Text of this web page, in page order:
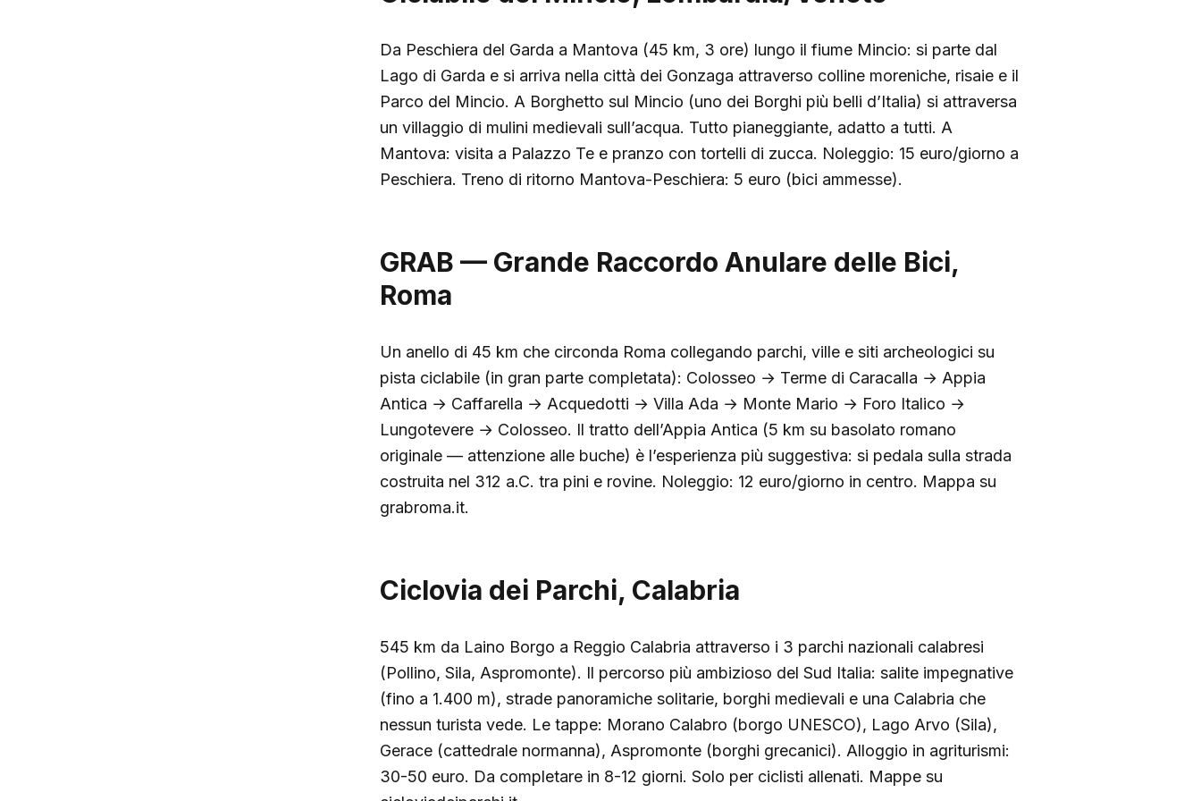
Da Peschiera del Garda a Mantova (45 km, 3 ore) lungo il fiume Mincio: si parte dal
Lago di Garda e si arriva nella città dei Gonzaga attraverso colline moreniche, risaie e il
Parco del Mincio. A Borghetto sul Mincio (uno dei Borghi più belli d’Italia) si attraversa
un villaggio di mulini medievali sull’acqua. Tutto pianeggiante, adatto a tutti. A
Mantova: visita a Palazzo Te e pranzo con tortelli di zucca. Noleggio: 15 euro/giorno a
Peschiera. Treno di ritorno Mantova-Peschiera: 5 euro (bici ammesse).
GRAB — Grande Raccordo Anulare delle Bici,
Roma
Un anello di 45 km che circonda Roma collegando parchi, ville e siti archeologici su
pista ciclabile (in gran parte completata): Colosseo → Terme di Caracalla → Appia
Antica → Caffarella → Acquedotti → Villa Ada → Monte Mario → Foro Italico →
Lungotevere → Colosseo. Il tratto dell’Appia Antica (5 km su basolato romano
originale — attenzione alle buche) è l’esperienza più suggestiva: si pedala sulla strada
costruita nel 312 a.C. tra pini e rovine. Noleggio: 12 euro/giorno in centro. Mappa su
grabroma.it.
Ciclovia dei Parchi, Calabria
545 km da Laino Borgo a Reggio Calabria attraverso i 3 parchi nazionali calabresi
(Pollino, Sila, Aspromonte). Il percorso più ambizioso del Sud Italia: salite impegnative
(fino a 1.400 m), strade panoramiche solitarie, borghi medievali e una Calabria che
nessun turista vede. Le tappe: Morano Calabro (borgo UNESCO), Lago Arvo (Sila),
Gerace (cattedrale normanna), Aspromonte (borghi grecanici). Alloggio in agriturismi:
30-50 euro. Da completare in 8-12 giorni. Solo per ciclisti allenati. Mappe su